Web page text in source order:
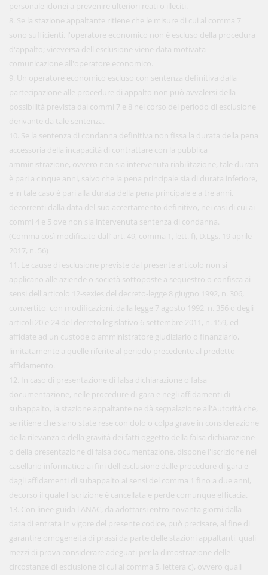
personale idonei a prevenire ulteriori reati o illeciti.
8. Se la stazione appaltante ritiene che le misure di cui al comma 7
sono sufficienti, l'operatore economico non è escluso della procedura
d'appalto; viceversa dell'esclusione viene data motivata
comunicazione all'operatore economico.
9. Un operatore economico escluso con sentenza definitiva dalla
partecipazione alle procedure di appalto non può avvalersi della
possibilità prevista dai commi 7 e 8 nel corso del periodo di esclusione
derivante da tale sentenza.
10. Se la sentenza di condanna definitiva non fissa la durata della pena
accessoria della incapacità di contrattare con la pubblica
amministrazione, ovvero non sia intervenuta riabilitazione, tale durata
è pari a cinque anni, salvo che la pena principale sia di durata inferiore,
e in tale caso è pari alla durata della pena principale e a tre anni,
decorrenti dalla data del suo accertamento definitivo, nei casi di cui ai
commi 4 e 5 ove non sia intervenuta sentenza di condanna.
(Comma così modificato dall’ art. 49, comma 1, lett. f), D.Lgs. 19 aprile
2017, n. 56)
11. Le cause di esclusione previste dal presente articolo non si
applicano alle aziende o società sottoposte a sequestro o confisca ai
sensi dell'articolo 12-sexies del decreto-legge 8 giugno 1992, n. 306,
convertito, con modificazioni, dalla legge 7 agosto 1992, n. 356 o degli
articoli 20 e 24 del decreto legislativo 6 settembre 2011, n. 159, ed
affidate ad un custode o amministratore giudiziario o finanziario,
limitatamente a quelle riferite al periodo precedente al predetto
affidamento.
12. In caso di presentazione di falsa dichiarazione o falsa
documentazione, nelle procedure di gara e negli affidamenti di
subappalto, la stazione appaltante ne dà segnalazione all'Autorità che,
se ritiene che siano state rese con dolo o colpa grave in considerazione
della rilevanza o della gravità dei fatti oggetto della falsa dichiarazione
o della presentazione di falsa documentazione, dispone l'iscrizione nel
casellario informatico ai fini dell'esclusione dalle procedure di gara e
dagli affidamenti di subappalto ai sensi del comma 1 fino a due anni,
decorso il quale l'iscrizione è cancellata e perde comunque efficacia.
13. Con linee guida l'ANAC, da adottarsi entro novanta giorni dalla
data di entrata in vigore del presente codice, può precisare, al fine di
garantire omogeneità di prassi da parte delle stazioni appaltanti, quali
mezzi di prova considerare adeguati per la dimostrazione delle
circostanze di esclusione di cui al comma 5, lettera c), ovvero quali